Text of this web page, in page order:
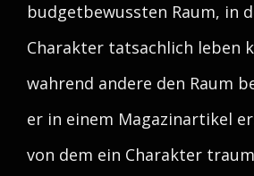
budgetbewussten Raum, in
Charakter tatsachlich leben
wahrend andere den Raum
er in einem Magazinartikel
von dem ein Charakter